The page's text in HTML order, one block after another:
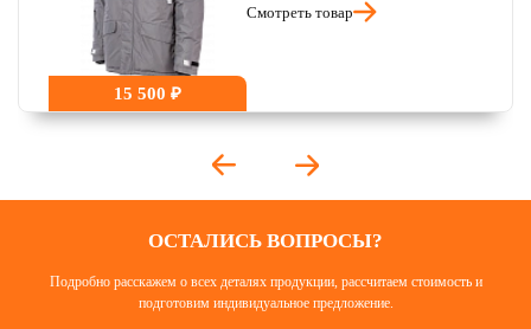
15 500 ₽
Смотреть товар
ОСТАЛИСЬ ВОПРОСЫ?
Подробно расскажем о всех деталях продукции, рассчитаем стоимость и
подготовим индивидуальное предложение.